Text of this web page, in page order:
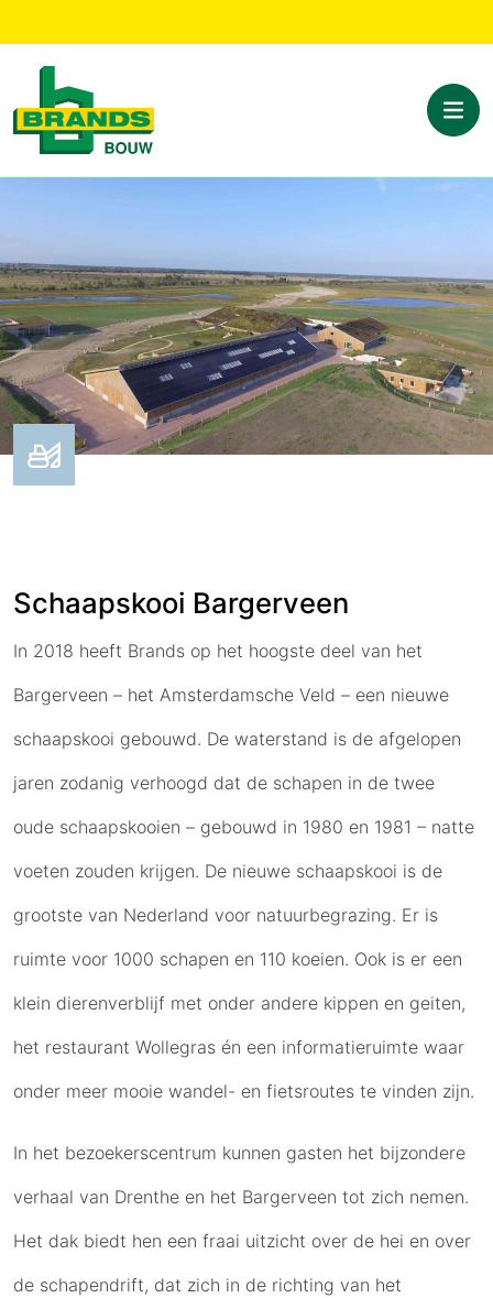
Schaapskooi Bargerveen
In 2018 heeft Brands op het hoogste deel van het
Bargerveen – het Amsterdamsche Veld – een nieuwe
schaapskooi gebouwd. De waterstand is de afgelopen
jaren zodanig verhoogd dat de schapen in de twee
oude schaapskooien – gebouwd in 1980 en 1981 – natte
voeten zouden krijgen. De nieuwe schaapskooi is de
grootste van Nederland voor natuurbegrazing. Er is
ruimte voor 1000 schapen en 110 koeien. Ook is er een
klein dierenverblijf met onder andere kippen en geiten,
het restaurant Wollegras én een informatieruimte waar
onder meer mooie wandel- en fietsroutes te vinden zijn.
In het bezoekerscentrum kunnen gasten het bijzondere
verhaal van Drenthe en het Bargerveen tot zich nemen.
Het dak biedt hen een fraai uitzicht over de hei en over
de schapendrift, dat zich in de richting van het